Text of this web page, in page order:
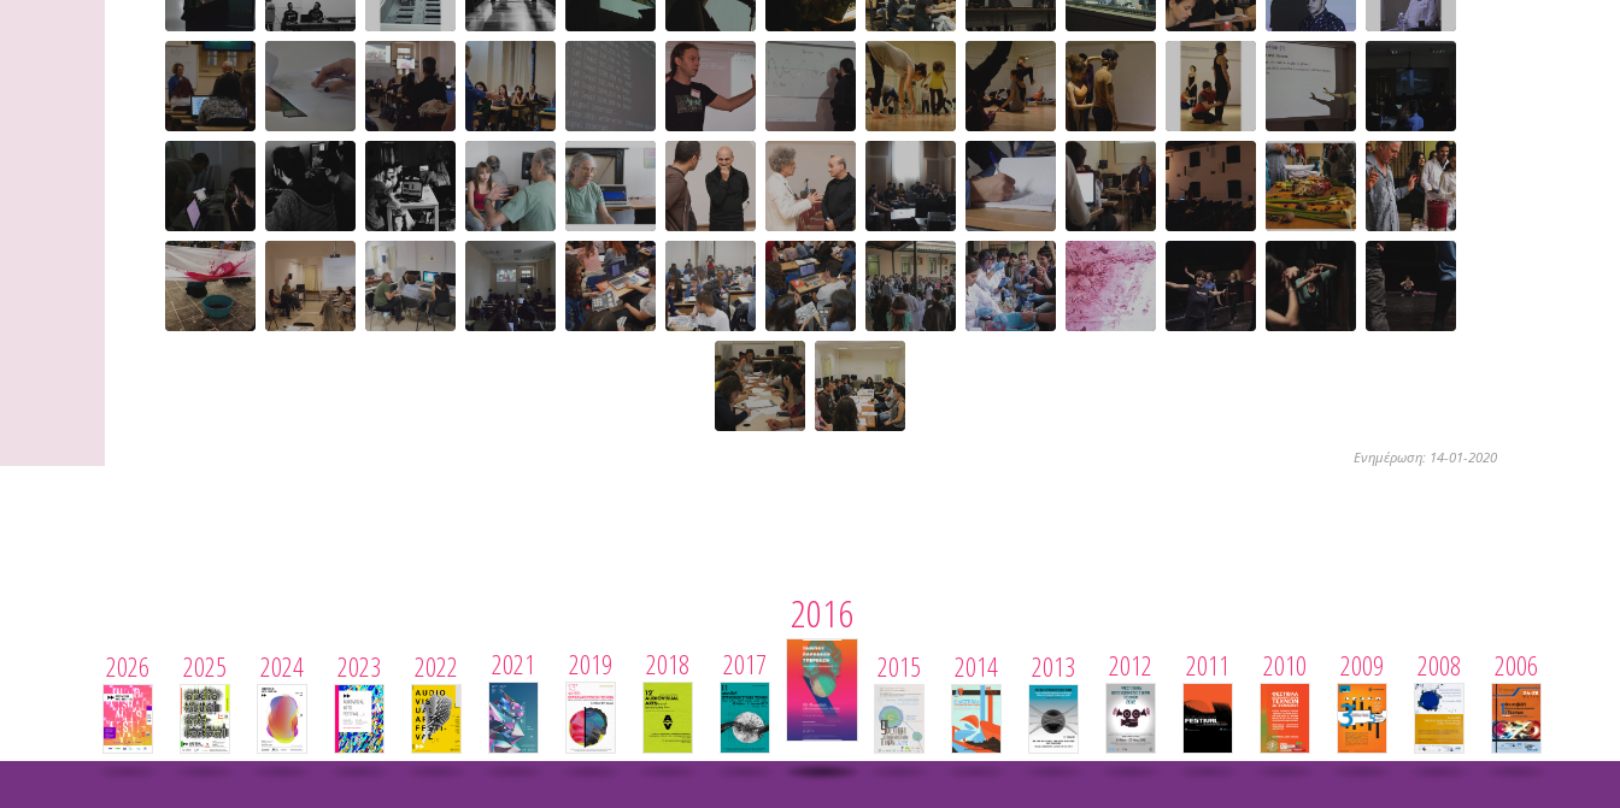
Ενημέρωση: 14-01-2020
2026 2025 2024 2023 2022 2021 2019 2018 2017
2016
2015 2014 2013 2012 2011 2010 2009 2008 2006